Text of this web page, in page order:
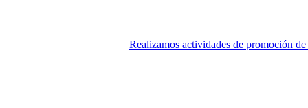
Realizamos actividades de promoción